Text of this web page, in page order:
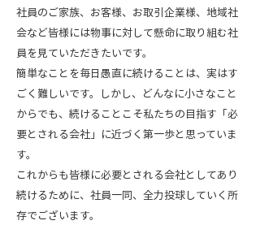
社員のご家族、お客様、お取引企業様、地域社
会など皆様には物事に対して懸命に取り組む社
員を見ていただきたいです。
簡単なことを毎日愚直に続けることは、実はす
ごく難しいです。しかし、どんなに小さなこと
からでも、続けることこそ私たちの目指す「必
要とされる会社」に近づく第一歩と思っていま
す。
これからも皆様に必要とされる会社としてあり
続けるために、社員一同、全力投球していく所
存でございます。